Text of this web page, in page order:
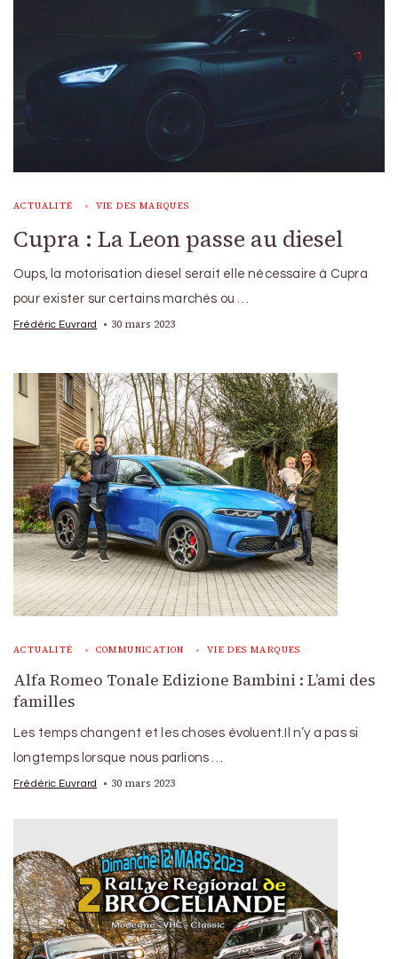
ACTUALITÉ VIE DES MARQUES
Cupra : La Leon passe au diesel
Oups, la motorisation diesel serait elle nécessaire à Cupra
pour exister sur certains marchés ou …
Frédéric Euvrard 30 mars 2023
ACTUALITÉ COMMUNICATION VIE DES MARQUES
Alfa Romeo Tonale Edizione Bambini : L’ami des
familles
Les temps changent et les choses évoluent.Il n’y a pas si
longtemps lorsque nous parlions …
Frédéric Euvrard 30 mars 2023